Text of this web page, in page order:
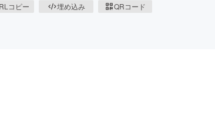
コピー 埋め込み QRコード